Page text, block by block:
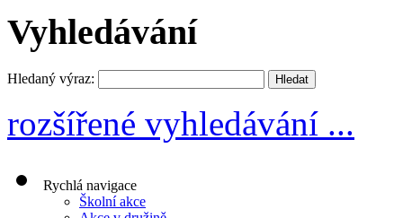
Vyhledávání
Hledaný výraz:
rozšířené vyhledávání ...
Rychlá navigace
Školní akce